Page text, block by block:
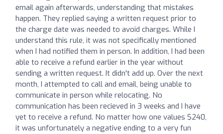
email again afterwards, understanding that mistakes
happen. They replied saying a written request prior to
the charge date was needed to avoid charges. While I
understand this rule, it was not specifically mentioned
when I had notified them in person. In addition, I had been
able to receive a refund earlier in the year without
sending a written request. It didn't add up. Over the next
month, I attempted to call and email, being unable to
communicate in person while relocating. No
communication has been recieved in 3 weeks and I have
yet to receive a refund. No matter how one values $240,
it was unfortunately a negative ending to a very fun